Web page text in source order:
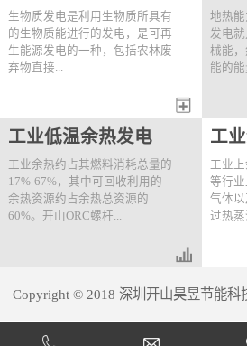
生物质发电是利用生物质所具有
的生物质能进行的发电，是可再
生能源发电的一种，包括农林废
弃物直接...
燃烧发电、农林废弃物气化发
电、垃圾焚烧发电、垃圾填埋气
直接膨胀发电机组、ORC发电
机组或两者结合的串级机组进行
发电。以下为一个菲律宾生物质
发电站一期的实例：项目地点：
汽；热源2）11...
地热
发电
械能
能的能
变过
效的“
技术
较近
解决
大化。
工业低温余热发电
工业余热约占其燃料消耗总量的
17%-67%，其中可回收利用的
余热资源约占余热总资源的
60%。开山ORC螺杆...
热水、热油、常压蒸汽、发动机
的缸套水和尾气以及燃气轮机的
尾气进行直接或间接的热量回收
并产生电能。按照取热模式可分
工
工业
等行
气体
过热蒸
的气体
压力降
的浪
机组
Copyright © 2018 深圳开山昊昱节能科